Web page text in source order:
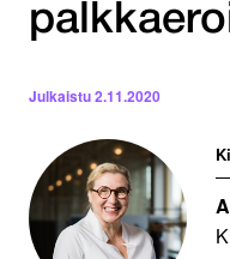
Julkaistu2.11.2020